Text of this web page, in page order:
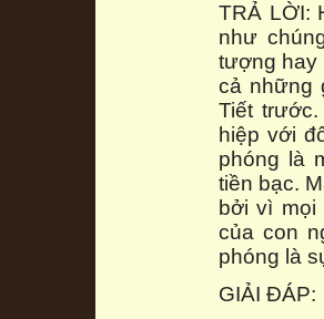
TRẢ LỜI:
như
tượng hay
cả những
Tiết
hiệp với
phóng là
tiền bạc.
bởi vì
của con
phóng là
GIẢI ĐÁP: